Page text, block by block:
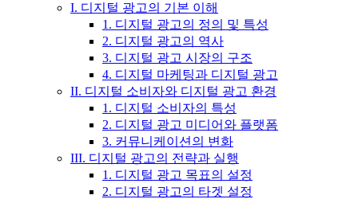
I. 디지털 광고의 기본 이해
1. 디지털 광고의 정의 및 특성
2. 디지털 광고의 역사
3. 디지털 광고 시장의 구조
4. 디지털 마케팅과 디지털 광고
II. 디지털 소비자와 디지털 광고 환경
1. 디지털 소비자의 특성
2. 디지털 광고 미디어와 플랫폼
3. 커뮤니케이션의 변화
III. 디지털 광고의 전략과 실행
1. 디지털 광고 목표의 설정
2. 디지털 광고의 타겟 설정